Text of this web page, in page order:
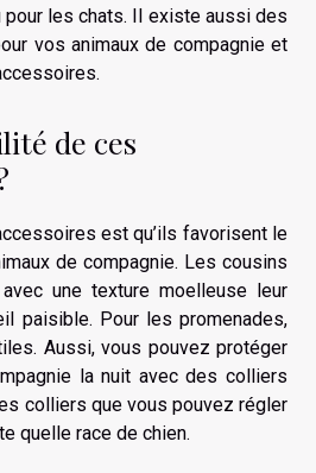
les chats. Il existe aussi des
vos animaux de compagnie et
de ces
est qu’ils favorisent le
de compagnie. Les cousins
une texture moelleuse leur
paisible. Pour les promenades,
Aussi, vous pouvez protéger
la nuit avec des colliers
colliers que vous pouvez régler
quelle race de chien.